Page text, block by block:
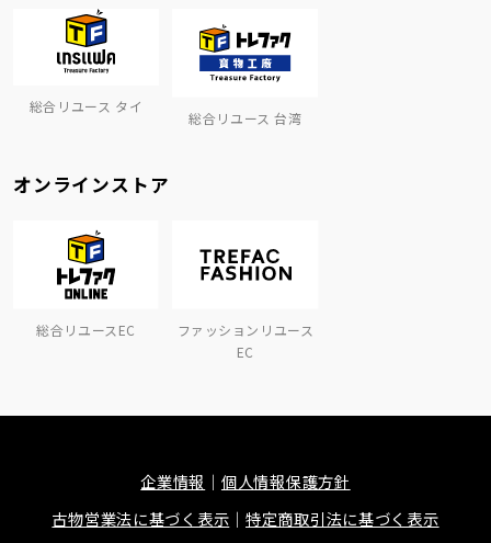
総合リユース タイ
総合リユース 台湾
オンラインストア
総合リユースEC
ファッションリユース
EC
企業情報
個人情報保護方針
古物営業法に基づく表示
特定商取引法に基づく表示